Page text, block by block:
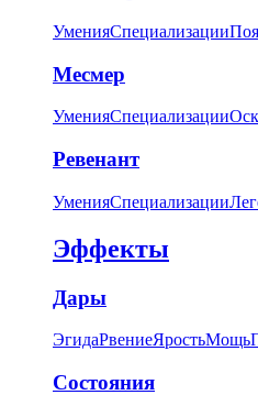
УменияСпециализации
Месмер
УменияСпециализации
Ревенант
УменияСпециализации
Эффекты
Дары
ЭгидаРвениеЯростьМощь
Состояния